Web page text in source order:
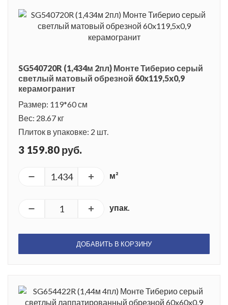
SG540720R (1,434м 2пл) Монте Тиберио серый
светлый матовый обрезной 60x119,5x0,9
керамогранит
Размер: 119*60 см
Вес: 28.67 кг
Плиток в упаковке: 2 шт.
3 159.80 руб.
м²
упак.
ДОБАВИТЬ В КОРЗИНУ